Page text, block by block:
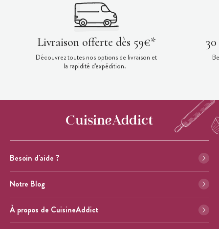
Livraison offerte dès 59€*
Découvrez toutes nos options de livraison et
la rapidité d'expédition.
Besoin d'aide ?
Notre Blog
À propos de CuisineAddict